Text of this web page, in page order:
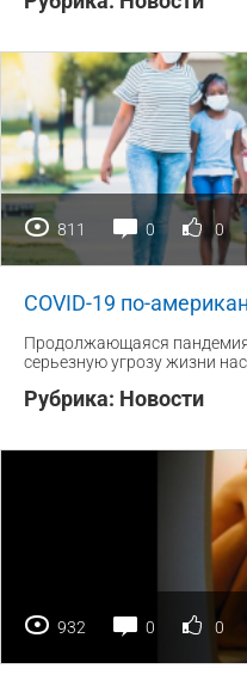
811 0 0
COVID-19 по-
Продолжающаяся пандемия
серьезную угрозу жизни
Рубрика: Новости
932 0 0